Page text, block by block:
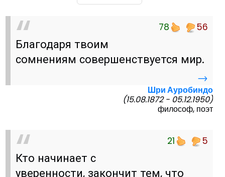
78 56
Благодаря твоим
сомнениям совершенствуется мир.
→
Шри Ауробиндо
(15.08.1872 - 05.12.1950)
философ, поэт
21 5
Кто начинает с
уверенности, закончит тем, что